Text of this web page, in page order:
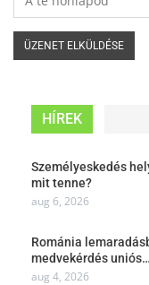
HÍREK
Személyeskedés
mit tenne?
aug 6, 2026
Románia
medvekérdés uniós…
aug 4, 2026